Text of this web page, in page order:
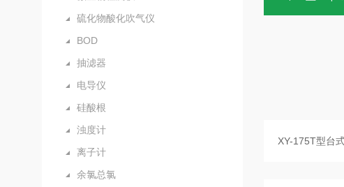
硫化物酸化吹气仪
BOD
抽滤器
电导仪
硅酸根
浊度计
离子计
余氯总氯